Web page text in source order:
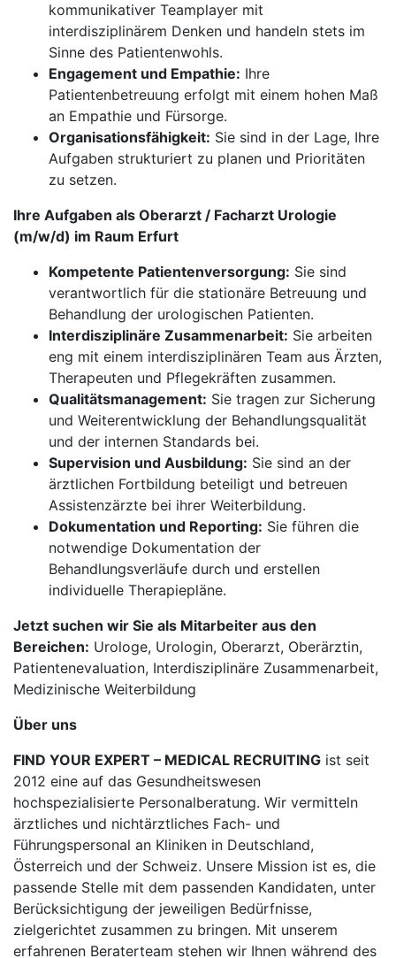
kommunikativer Teamplayer mit
interdisziplinärem Denken und handeln stets im
Sinne des Patientenwohls.
Engagement und Empathie: Ihre
Patientenbetreuung erfolgt mit einem hohen Maß
an Empathie und Fürsorge.
Organisationsfähigkeit: Sie sind in der Lage, Ihre
Aufgaben strukturiert zu planen und Prioritäten
zu setzen.
Ihre Aufgaben als Oberarzt / Facharzt Urologie
(m/w/d) im Raum Erfurt
Kompetente Patientenversorgung: Sie sind
verantwortlich für die stationäre Betreuung und
Behandlung der urologischen Patienten.
Interdisziplinäre Zusammenarbeit: Sie arbeiten
eng mit einem interdisziplinären Team aus Ärzten,
Therapeuten und Pflegekräften zusammen.
Qualitätsmanagement: Sie tragen zur Sicherung
und Weiterentwicklung der Behandlungsqualität
und der internen Standards bei.
Supervision und Ausbildung: Sie sind an der
ärztlichen Fortbildung beteiligt und betreuen
Assistenzärzte bei ihrer Weiterbildung.
Dokumentation und Reporting: Sie führen die
notwendige Dokumentation der
Behandlungsverläufe durch und erstellen
individuelle Therapiepläne.
Jetzt suchen wir Sie als Mitarbeiter aus den
Bereichen: Urologe, Urologin, Oberarzt, Oberärztin,
Patientenevaluation, Interdisziplinäre Zusammenarbeit,
Medizinische Weiterbildung
Über uns
FIND YOUR EXPERT – MEDICAL RECRUITING ist seit
2012 eine auf das Gesundheitswesen
hochspezialisierte Personalberatung. Wir vermitteln
ärztliches und nichtärztliches Fach- und
Führungspersonal an Kliniken in Deutschland,
Österreich und der Schweiz. Unsere Mission ist es, die
passende Stelle mit dem passenden Kandidaten, unter
Berücksichtigung der jeweiligen Bedürfnisse,
zielgerichtet zusammen zu bringen. Mit unserem
erfahrenen Beraterteam stehen wir Ihnen während des